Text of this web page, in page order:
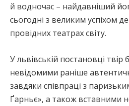
й водночас – найдавніший
сьогодні з великим успіхом
провідних театрах світу.
У львівській постановці
невідомими раніше
завдяки співпраці з
Ґарньє», а також вставними